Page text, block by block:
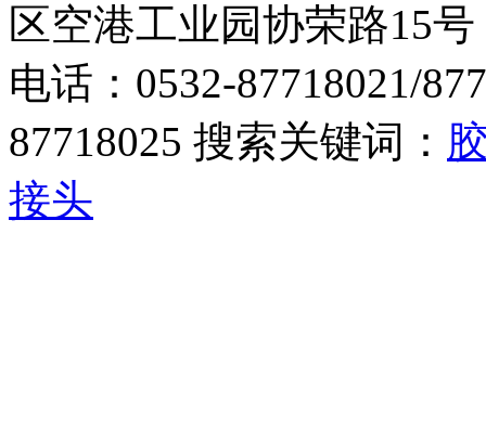
区空港工业园协荣路15号
电话：0532-87718021/
87718025 搜索关键词：
接头